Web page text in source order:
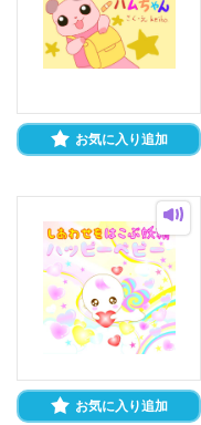
お気に入り追加
お気に入り追加